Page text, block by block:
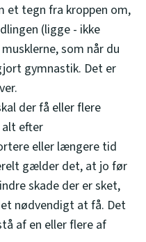
et tegn fra kroppen om,
(ligge - ikke
som når du
gymnastik. Det er
der få eller flere
alt efter
eller længere tid
gælder det, at jo før
skade der er sket,
nødvendigt at få. Det
af en eller flere af